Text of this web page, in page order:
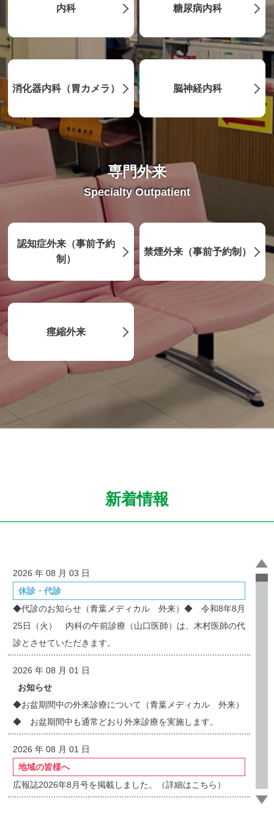
内科 糖尿病内科
消化器内科（胃カメラ） 脳神経内科
専門外来
Specialty Outpatient
認知症外来（事前予約
制）
禁煙外来（事前予約制）
痙縮外来
新着情報
2026 年 08 月 03 日
休診・代診
◆代診のお知らせ（青葉メディカル 外来）◆ 令和8年8月
25日（火） 内科の午前診療（山口医師）は、木村医師の代
診とさせていただきます。
2026 年 08 月 01 日
お知らせ
◆お盆期間中の外来診療について（青葉メディカル 外来）
◆ お盆期間中も通常どおり外来診療を実施します。
2026 年 08 月 01 日
地域の皆様へ
広報誌2026年8月号を掲載しました。（詳細はこちら）